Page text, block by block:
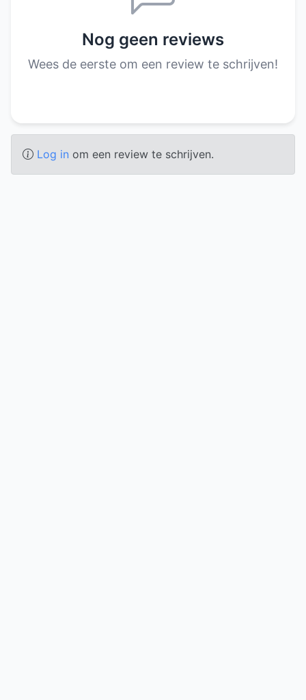
Nog geen reviews
Wees de eerste om een review te schrijven!
Log in om een review te schrijven.